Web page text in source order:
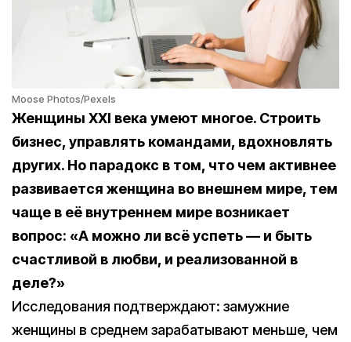
Moose Photos/Pexels
Женщины XXI века умеют многое. Строить
бизнес, управлять командами, вдохновлять
других. Но парадокс в том, что чем активнее
развивается женщина во внешнем мире, тем
чаще в её внутреннем мире возникает
вопрос: «А можно ли всё успеть — и быть
счастливой в любви, и реализованной в
деле?»
Исследования подтверждают: замужние
женщины в среднем зарабатывают меньше, чем